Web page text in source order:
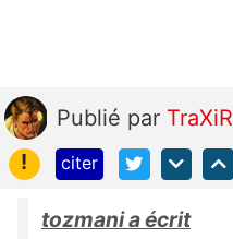
Publié par TraXiR
!
citer
tozmani a écrit